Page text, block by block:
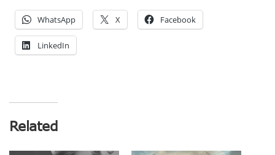
WhatsApp X Facebook
LinkedIn
Related